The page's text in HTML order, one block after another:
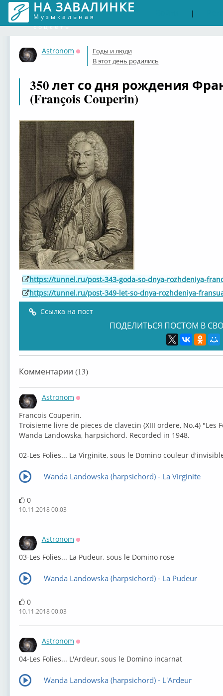
НА ЗАВАЛИНКЕ
Музыкальная
соцсеть
|
Astronom
Оффлайн
Годы и люди
В этот день родились
350 лет со дня рождения
(François Couperin)
https://tunnel.ru/post-343-goda-so-dnya-rozhdeniya-
https://tunnel.ru/post-349-let-so-dnya-rozhdeniya-
Ссылка на пост
ПОДЕЛИТЬСЯ ПОСТОМ В
Комментарии (13)
Astronom
⁣Francois Couperin.
Troisieme livre de pieces de clavecin (XIII ordere, No.4) "Les
Wanda Landowska, harpsichord. Recorded in 1948.
02-Les Folies... La Virginite, sous le Domino couleur
Wanda Landowska (harpsichord) - La Virginite
0
10.11.2018 00:03
Astronom
⁣03-Les Folies... La Pudeur, sous le Domino rose
Wanda Landowska (harpsichord) - La Pudeur
0
10.11.2018 00:03
Astronom
⁣04-Les Folies... L'Ardeur, sous le Domino incarnat
Wanda Landowska (harpsichord) - L'Ardeur